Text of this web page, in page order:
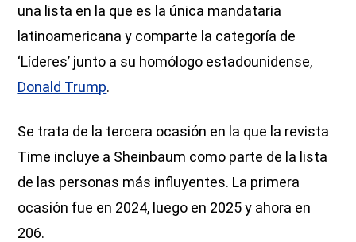
una lista en la que es la única mandataria
latinoamericana y comparte la categoría de
‘Líderes’ junto a su homólogo estadounidense,
Donald Trump.
Se trata de la tercera ocasión en la que la revista
Time incluye a Sheinbaum como parte de la lista
de las personas más influyentes. La primera
ocasión fue en 2024, luego en 2025 y ahora en
206.